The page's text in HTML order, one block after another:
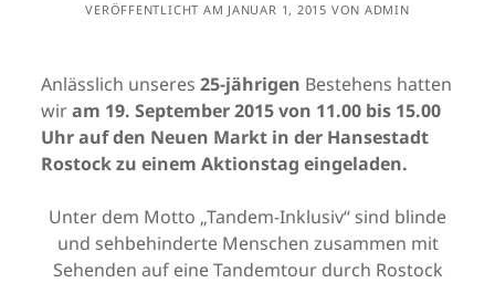
VERÖFFENTLICHT AM JANUAR 1, 2015 VON ADMIN
Anlässlich unseres25-jährigen Bestehens hatten
wiram 19. September 2015 von 11.00 bis 15.00
Uhr auf den Neuen Markt in der Hansestadt
Rostock zu einem Aktionstag eingeladen.
Unter dem Motto „Tandem-Inklusiv“ sind blinde
und sehbehinderte Menschen zusammen mit
Sehenden auf eine Tandemtour durch Rostock